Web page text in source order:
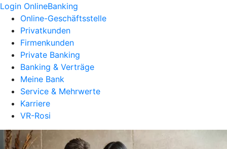
Login OnlineBanking
Online-Geschäftsstelle
Privatkunden
Firmenkunden
Private Banking
Banking & Verträge
Meine Bank
Service & Mehrwerte
Karriere
VR-Rosi